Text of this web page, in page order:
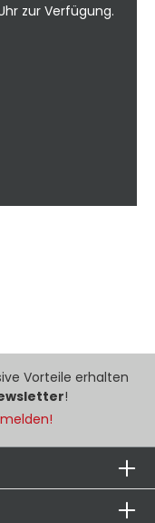
zur Verfügung.
Vorteile erhalten
!